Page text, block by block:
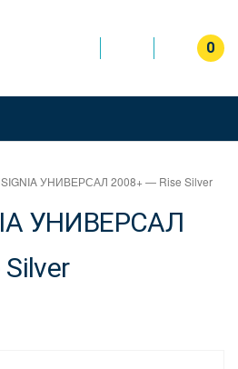
0
УНИВЕРСАЛ 2008+ — Rise Silver
УНИВЕРСАЛ